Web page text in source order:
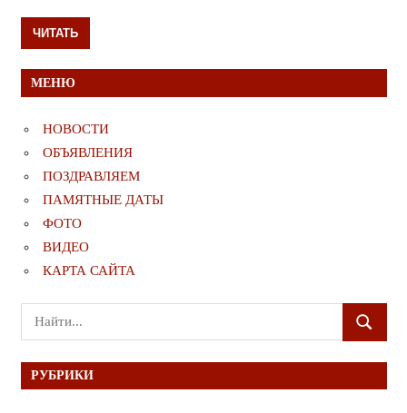
ЧИТАТЬ
МЕНЮ
НОВОСТИ
ОБЪЯВЛЕНИЯ
ПОЗДРАВЛЯЕМ
ПАМЯТНЫЕ ДАТЫ
ФОТО
ВИДЕО
КАРТА САЙТА
Поиск
для:
ПОИСК
РУБРИКИ